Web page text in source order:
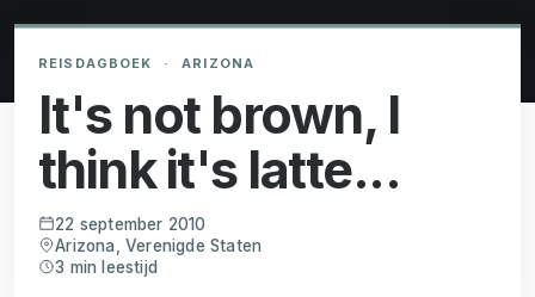
It's not brown, I
think it's latte...
REISDAGBOEK · ARIZONA
22 september 2010
Arizona, Verenigde Staten
3 min leestijd